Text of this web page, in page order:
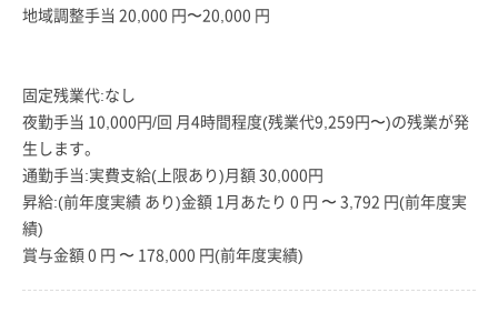
地域調整手当 20,000 円〜20,000 円
固定残業代:なし
夜勤手当 10,000円/回 月4時間程度(残業代9,259円〜)の残業が発
生します。
通勤手当:実費支給(上限あり)月額 30,000円
昇給:(前年度実績 あり)金額 1月あたり 0 円 〜 3,792 円(前年度実
績)
賞与金額 0 円 〜 178,000 円(前年度実績)